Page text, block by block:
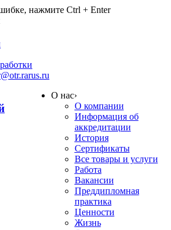
нажмите Ctrl + Enter
О нас›
О компании
Информация об
аккредитации
История
Сертификаты
Все товары и услуги
Работа
Вакансии
Преддипломная
практика
Ценности
Жизнь